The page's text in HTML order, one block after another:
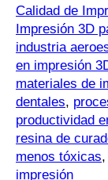
Calidad de
Impresión 3D
industria
en impresión
materiales de
dentales,
productividad
resina de
menos tóxicas,
impresión